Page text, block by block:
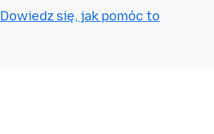
Dowiedz się, jak pomóc to